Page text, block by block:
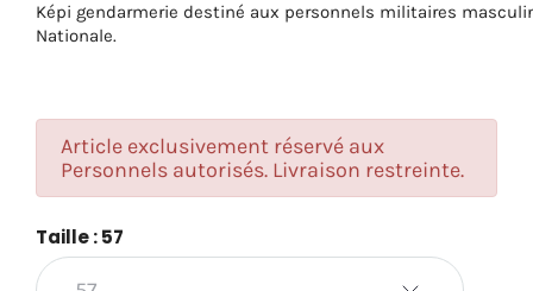
Képi gendarmerie destiné aux personnels militaires
Nationale.
Article exclusivement réservé aux
Personnels autorisés. Livraison restreinte.
Taille : 57